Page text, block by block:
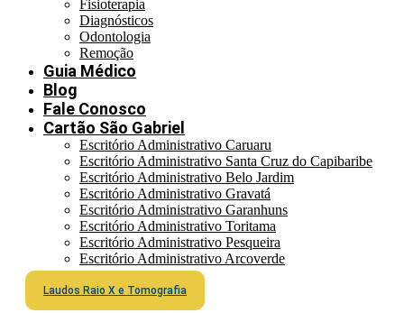
Fisioterapia
Diagnósticos
Odontologia
Remoção
Guia Médico
Blog
Fale Conosco
Cartão São Gabriel
Escritório Administrativo Caruaru
Escritório Administrativo Santa Cruz do Capibaribe
Escritório Administrativo Belo Jardim
Escritório Administrativo Gravatá
Escritório Administrativo Garanhuns
Escritório Administrativo Toritama
Escritório Administrativo Pesqueira
Escritório Administrativo Arcoverde
Laudos Raio X e Tomografia